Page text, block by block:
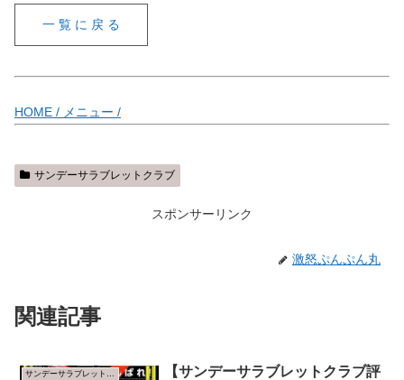
一 覧 に 戻 る
HOME / メニュー /
サンデーサラブレットクラブ
スポンサーリンク
激怒ぷんぷん丸
関連記事
【サンデーサラブレットクラブ評